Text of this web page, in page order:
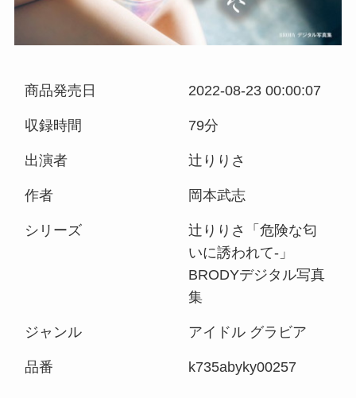
商品発売日 2022-08-23 00:00:07
収録時間 79分
出演者 辻りりさ
作者 岡本武志
シリーズ
辻りりさ「危険な匂
いに誘われて-」
BRODYデジタル写真
集
ジャンル アイドル グラビア
品番 k735abyky00257